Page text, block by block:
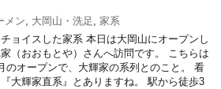
メン, 大岡山・洗足 , 家系
ョイスした家系 本日は大岡山にオープンし
（おおもとや）さんへ訪問です。 こちらは
のオープンで、大輝家の系列とのこと。 看
大輝家直系』とありますね。 駅から徒歩3